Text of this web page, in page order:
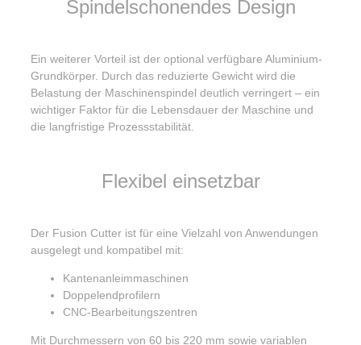
Spindelschonendes Design
Ein weiterer Vorteil ist der optional verfügbare Aluminium-
Grundkörper. Durch das reduzierte Gewicht wird die
Belastung der Maschinenspindel deutlich verringert – ein
wichtiger Faktor für die Lebensdauer der Maschine und
die langfristige Prozessstabilität.
Flexibel einsetzbar
Der Fusion Cutter ist für eine Vielzahl von Anwendungen
ausgelegt und kompatibel mit:
Kantenanleimmaschinen
Doppelendprofilern
CNC-Bearbeitungszentren
Mit Durchmessern von 60 bis 220 mm sowie variablen